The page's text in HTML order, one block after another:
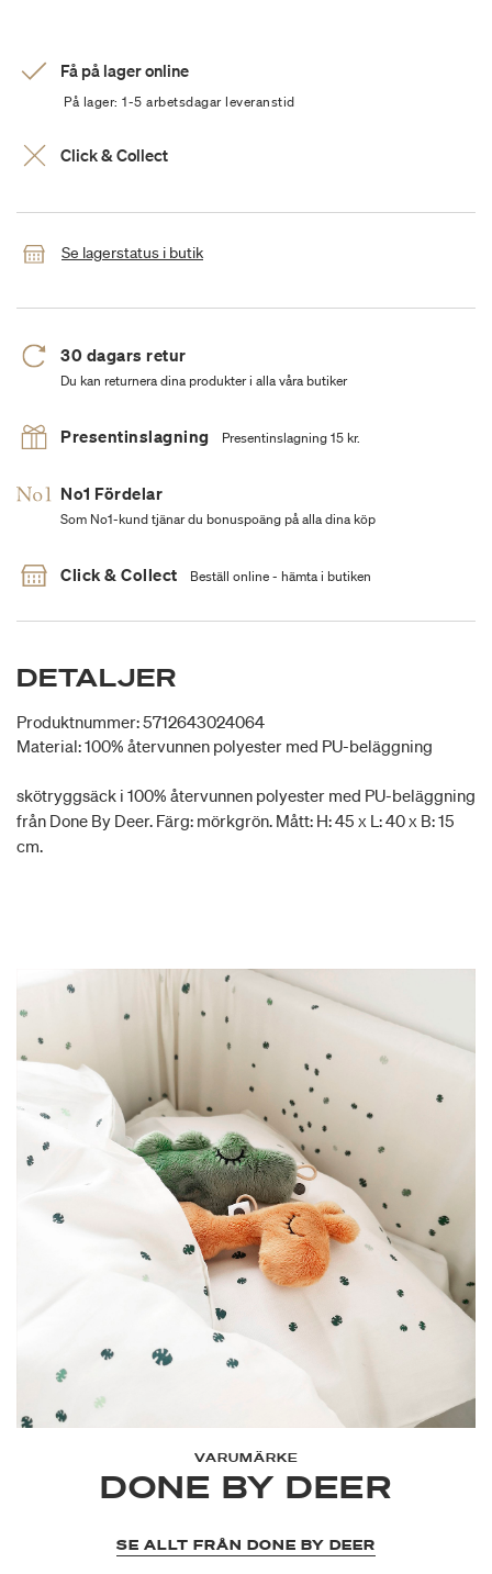
Få på lager online
På lager: 1-5 arbetsdagar leveranstid
Click & Collect
Se lagerstatus i butik
30 dagars retur
Du kan returnera dina produkter i alla våra butiker
Presentinslagning Presentinslagning 15 kr.
No1 Fördelar
Som No1-kund tjänar du bonuspoäng på alla dina köp
Click & Collect Beställ online - hämta i butiken
DETALJER
Produktnummer: 5712643024064
Material: 100% återvunnen polyester med PU-beläggning
skötryggsäck i 100% återvunnen polyester med PU-beläggning
från Done By Deer. Färg: mörkgrön. Mått: H: 45 x L: 40 x B: 15
cm.
VARUMÄRKE
DONE BY DEER
SE ALLT FRÅN DONE BY DEER